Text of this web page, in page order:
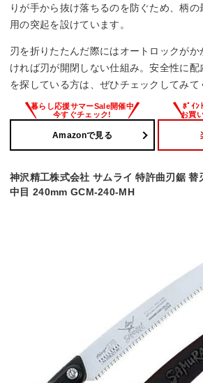
りが手から抜け落ちるのを防ぐため、柄
用の突起を設けています。
刃を折りたたんだ際にはオートロックが
ければ刃が開閉しない仕組み。安全性に配
を探している方は、ぜひチェックしてみて
Amazonで見る
神沢精工株式会社 サムライ 特許曲刃鋸
中目 240mm GCM-240-MH